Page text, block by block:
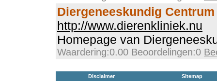
Diergeneeskundig Centrum
http://www.dierenkliniek.nu
Homepage van
Waardering:0.00 Beoordelingen:0
Disclaimer Sitemap